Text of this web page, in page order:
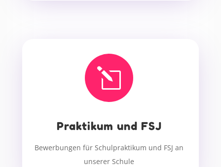
l
Praktikum und FSJ
Bewerbungen für Schulpraktikum und FSJ an
unserer Schule